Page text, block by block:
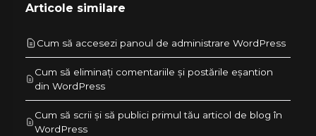
Articole similare
Cum să accesezi panoul de administrare WordPress
Cum să eliminați comentariile și postările eșantion
din WordPress
Cum să scrii și să publici primul tău articol de blog în
WordPress